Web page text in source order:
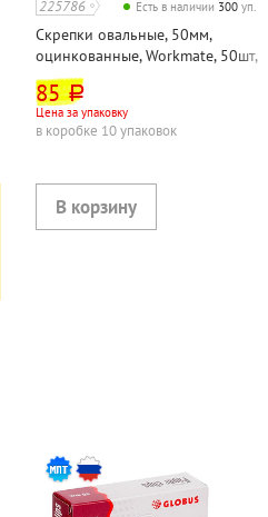
225786 Есть в наличии 300 уп.
Скрепки овальные, 50мм,
оцинкованные, Workmate, 50шт,
гофрированные
85 руб.
Цена за упаковку
в коробке 10 упаковок